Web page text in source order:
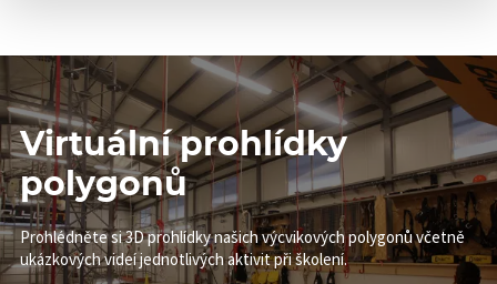
Virtuální prohlídky
polygonů
Prohlédněte si 3D prohlídky našich výcvikových polygonů včetně
ukázkových videí jednotlivých aktivit při školení.